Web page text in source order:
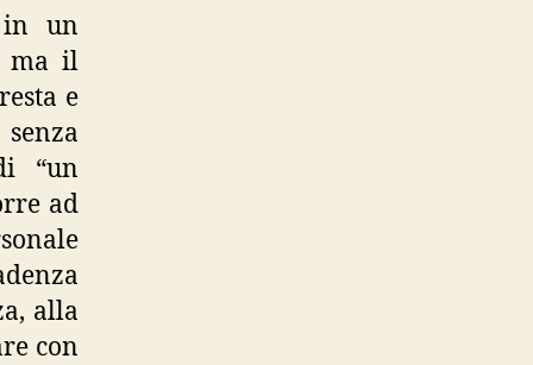
in un
ma il
e
“un
ad
alla
con